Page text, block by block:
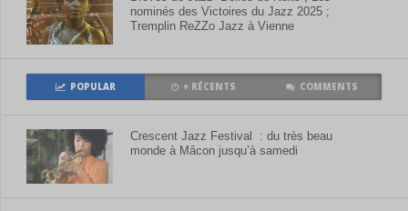
nominés des Victoires du Jazz 2025 ;
Tremplin ReZZo Jazz à Vienne
POPULAR + RÉCENTS COMMENTS
Crescent Jazz Festival : du très beau
monde à Mâcon jusqu’à samedi